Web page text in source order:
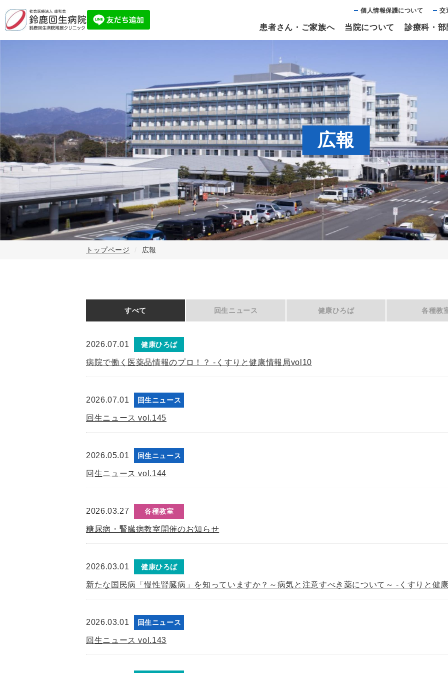
個⼈情報保護について 交
患者さん・ご家族へ 当院について 診療科・部
広報
トップページ 広報
すべて 回生ニュース 健康ひろば 各種教
2026.07.01 健康ひろば
病院で働く医薬品情報のプロ！？ -くすりと健康情報局vol10
2026.07.01 回生ニュース
回生ニュース vol.145
2026.05.01 回生ニュース
回生ニュース vol.144
2026.03.27 各種教室
糖尿病・腎臓病教室開催のお知らせ
2026.03.01 健康ひろば
新たな国民病「慢性腎臓病」を知っていますか？～病気と注意すべき薬について～ -くすりと健
2026.03.01 回生ニュース
回生ニュース vol.143